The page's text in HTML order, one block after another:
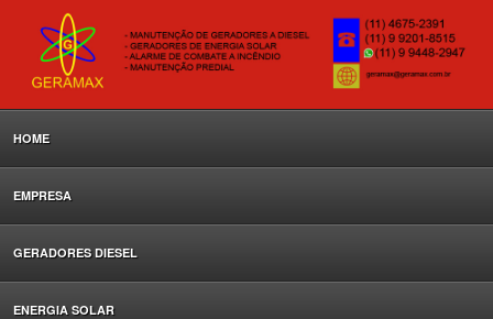
HOME
EMPRESA
GERADORES DIESEL
ENERGIA SOLAR